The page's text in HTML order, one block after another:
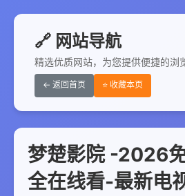
🔗 网站导航
精选优质网站，为您提供便捷的浏
← 返回首页 ⭐ 收藏本页
梦楚影院 -2026
全在线看-最新电